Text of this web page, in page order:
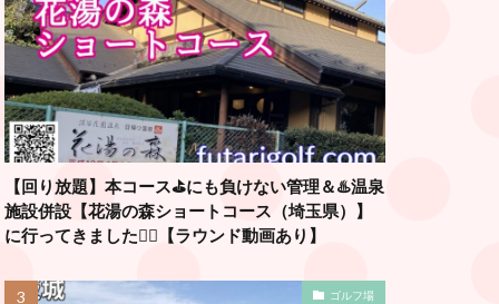
【回り放題】本コース⛳️にも負けない管理＆♨️温泉
施設併設【花湯の森ショートコース（埼玉県）】
に行ってきました🏌️‍♂️【ラウンド動画あり】
ゴルフ場